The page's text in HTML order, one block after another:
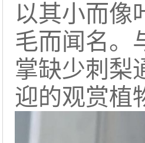
以其小而像
毛而闻名。
掌缺少刺梨
迎的观赏植